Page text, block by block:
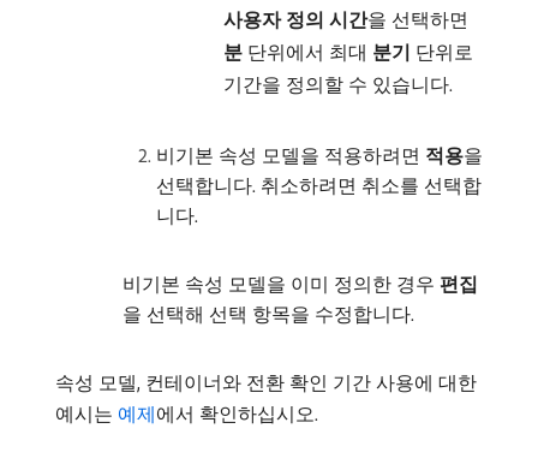
사용자 정의 시간​을 선택하면
분 단위에서 최대 분기 단위로
기간을 정의할 수 있습니다.
비기본 속성 모델을 적용하려면 적용​을
선택합니다. 취소하려면 취소를 선택합
니다.
비기본 속성 모델을 이미 정의한 경우 편집
을 선택해 선택 항목을 수정합니다.
속성 모델, 컨테이너와 전환 확인 기간 사용에 대한
예시는 예제에서 확인하십시오.